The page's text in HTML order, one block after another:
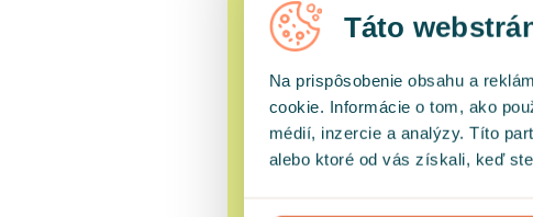
Táto
Na prispôsobenie obsahu a
cookie. Informácie o tom, ako
médií, inzercie a analýzy. Títo
alebo ktoré od vás získali, keď